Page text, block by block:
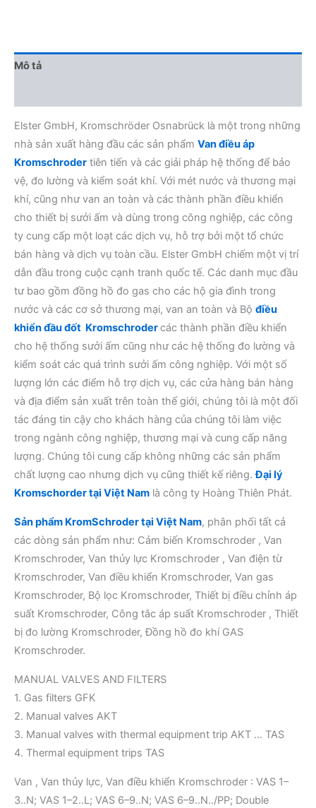
Mô tả
Elster GmbH, Kromschröder Osnabrück là một trong những
nhà sản xuất hàng đầu các sản phẩm Van điều áp
Kromschroder tiên tiến và các giải pháp hệ thống để bảo
vệ, đo lường và kiểm soát khí. Với mét nước và thương mại
khí, cũng như van an toàn và các thành phần điều khiển
cho thiết bị sưởi ấm và dùng trong công nghiệp, các công
ty cung cấp một loạt các dịch vụ, hỗ trợ bởi một tổ chức
bán hàng và dịch vụ toàn cầu. Elster GmbH chiếm một vị trí
dẫn đầu trong cuộc cạnh tranh quốc tế. Các danh mục đầu
tư bao gồm đồng hồ đo gas cho các hộ gia đình trong
nước và các cơ sở thương mại, van an toàn và Bộ điều
khiển đầu đốt Kromschrodercác thành phần điều khiển
cho hệ thống sưởi ấm cũng như các hệ thống đo lường và
kiểm soát các quá trình sưởi ấm công nghiệp. Với một số
lượng lớn các điểm hỗ trợ dịch vụ, các cửa hàng bán hàng
và địa điểm sản xuất trên toàn thế giới, chúng tôi là một đối
tác đáng tin cậy cho khách hàng của chúng tôi làm việc
trong ngành công nghiệp, thương mại và cung cấp năng
lượng. Chúng tôi cung cấp không những các sản phẩm
chất lượng cao nhưng dịch vụ cũng thiết kế riêng.Đại lý
Kromschorder tại Việt Nam là công ty Hoàng Thiên Phát.
Sản phẩm KromSchroder tại Việt Nam, phân phối tất cả
các dòng sản phẩm như: Cảm biến Kromschroder , Van
Kromschroder, Van thủy lực Kromschroder , Van điện từ
Kromschroder, Van điều khiển Kromschroder, Van gas
Kromschroder, Bộ lọc Kromschroder, Thiết bị điều chỉnh áp
suất Kromschroder, Công tắc áp suất Kromschroder , Thiết
bị đo lường Kromschroder, Đồng hồ đo khí GAS
Kromschroder.
MANUAL VALVES AND FILTERS
1. Gas filters GFK
2. Manual valves AKT
3. Manual valves with thermal equipment trip AKT … TAS
4. Thermal equipment trips TAS
Van , Van thủy lực, Van điều khiển Kromschroder : VAS 1–
3..N; VAS 1–2..L; VAS 6–9..N; VAS 6–9..N../PP; Double